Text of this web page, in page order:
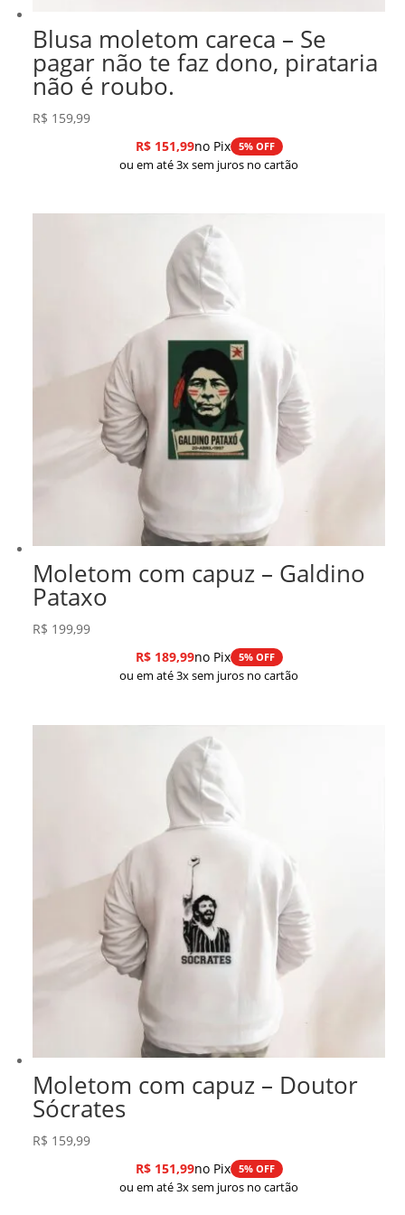
Blusa moletom careca – Se
pagar não te faz dono, pirataria
não é roubo.
R$ 159,99
R$151,99no Pix 5% OFF
ou em até 3x sem juros no cartão
Moletom com capuz – Galdino
Pataxo
R$ 199,99
R$189,99no Pix 5% OFF
ou em até 3x sem juros no cartão
Moletom com capuz – Doutor
Sócrates
R$ 159,99
R$151,99no Pix 5% OFF
ou em até 3x sem juros no cartão